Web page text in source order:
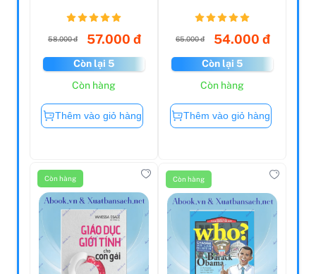
Thuận
58.000 đ 57.000 đ
Còn lại 5
Còn hàng
Thêm vào giỏ hàng
Mess...
65.000 đ 54.000 đ
Còn lại 5
Còn hàng
Thêm vào giỏ hàng
Còn hàng Còn hàng